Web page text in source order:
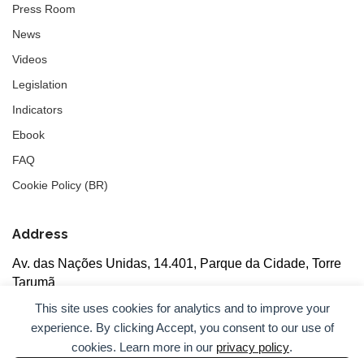
This site uses cookies for analytics and to improve your
experience. By clicking Accept, you consent to our use of
cookies. Learn more in our privacy policy.
Press Room
News
Videos
Legislation
Indicators
Ebook
FAQ
Cookie Policy (BR)
Address
Av. das Nações Unidas, 14.401, Parque da Cidade, Torre
Tarumã
5th floor, rooms 502/503, CEP: 04730-090, São Paulo, SP